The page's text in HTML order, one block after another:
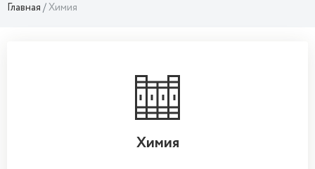
Главная Химия
Химия